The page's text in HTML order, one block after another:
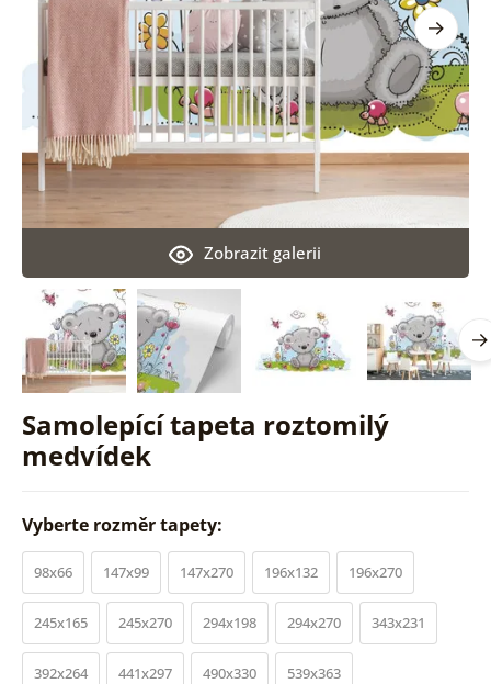
Samolepící tapeta roztomilý
medvídek
Zobrazit galerii
Vyberte rozměr tapety:
98x66 147x99 147x270 196x132 196x270
245x165 245x270 294x198 294x270 343x231
392x264 441x297 490x330 539x363